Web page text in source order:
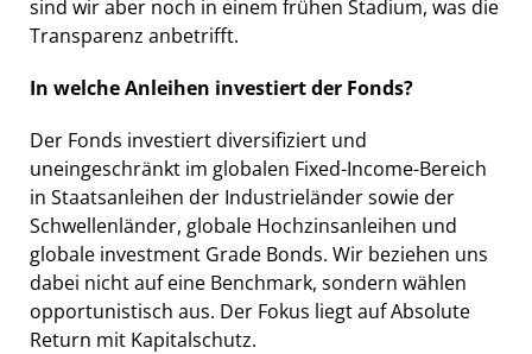
sind wir aber noch in einem frühen Stadium, was die
Transparenz anbetrifft.
In welche Anleihen investiert der Fonds?
Der Fonds investiert diversifiziert und
uneingeschränkt im globalen Fixed-Income-Bereich
in Staatsanleihen der Industrieländer sowie der
Schwellenländer, globale Hochzinsanleihen und
globale investment Grade Bonds. Wir beziehen uns
dabei nicht auf eine Benchmark, sondern wählen
opportunistisch aus. Der Fokus liegt auf Absolute
Return mit Kapitalschutz.